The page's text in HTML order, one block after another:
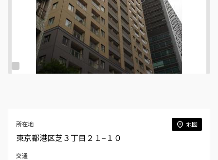
所在地 地図
東京都港区芝３丁目２１−１０
交通